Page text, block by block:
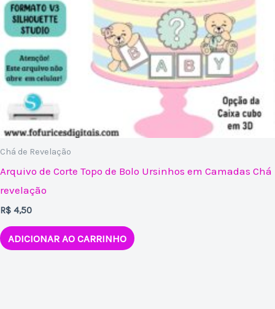
Chá de Revelação
Arquivo de Corte Topo de Bolo Ursinhos em Camadas Chá
revelação
R$ 4,50
ADICIONAR AO CARRINHO